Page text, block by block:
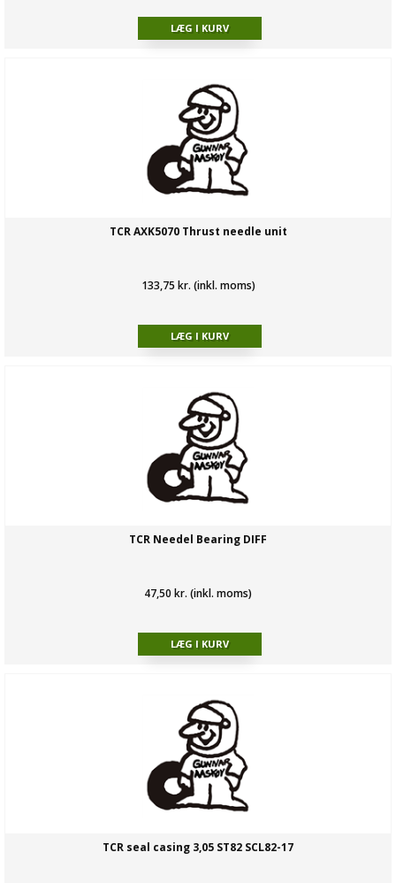
TCR AXK5070 Thrust needle unit
133,75 kr. (inkl. moms)
TCR Needel Bearing DIFF
47,50 kr. (inkl. moms)
TCR seal casing 3,05 ST82 SCL82-17